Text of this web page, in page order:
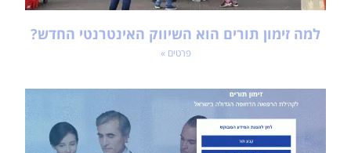
למה זימון תורים הוא השיווק האינטרנטי החדש?
פרטים »